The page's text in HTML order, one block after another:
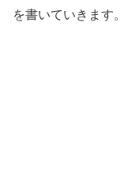
を書いていきます。